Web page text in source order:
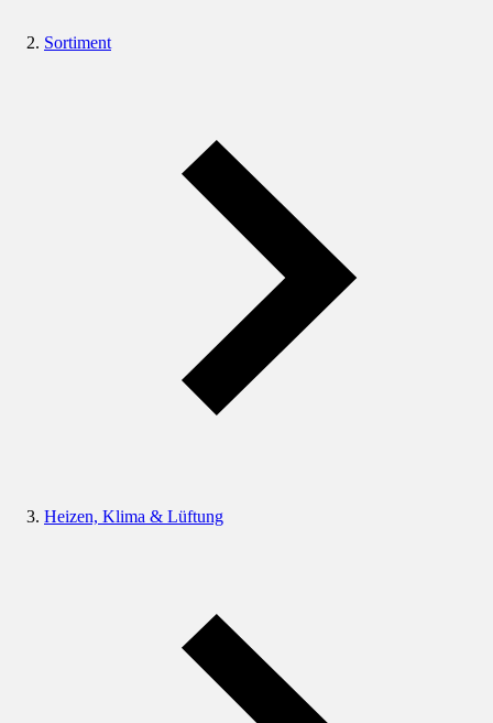
Sortiment
Heizen, Klima & Lüftung